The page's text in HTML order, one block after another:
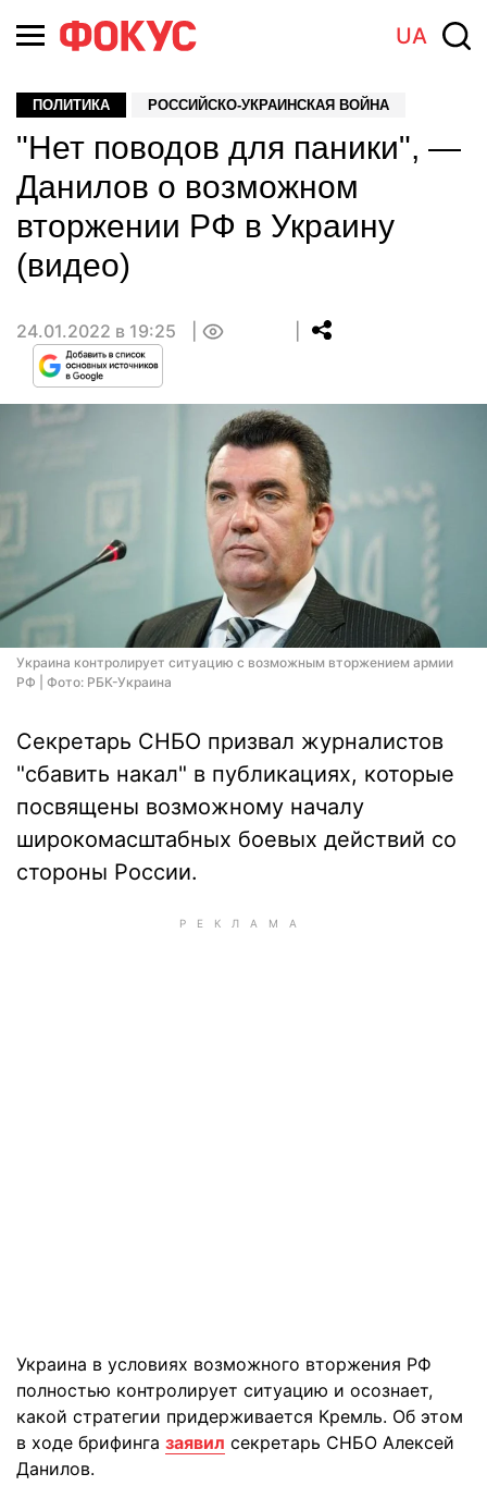
UA
ПОЛИТИКА РОССИЙСКО-УКРАИНСКАЯ ВОЙНА
"Нет поводов для паники", —
Данилов о возможном
вторжении РФ в Украину
(видео)
24.01.2022 в 19:25
Украина контролирует ситуацию с возможным вторжением армии
РФ | Фото: РБК-Украина
Секретарь СНБО призвал журналистов
"сбавить накал" в публикациях, которые
посвящены возможному началу
широкомасштабных боевых действий со
стороны России.
Украина в условиях возможного вторжения РФ
полностью контролирует ситуацию и осознает,
какой стратегии придерживается Кремль. Об этом
в ходе брифинга заявил секретарь СНБО Алексей
Данилов.